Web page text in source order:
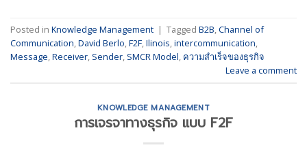
Posted in Knowledge Management | Tagged B2B,Channel of
Communication,David Berlo,F2F,Ilinois,intercommunication,
Message,Receiver, Sender, SMCR Model, ความสำเร็จของธุรกิจ
Leave a comment
KNOWLEDGE MANAGEMENT
การเจรจาทางธุรกิจ แบบ F2F